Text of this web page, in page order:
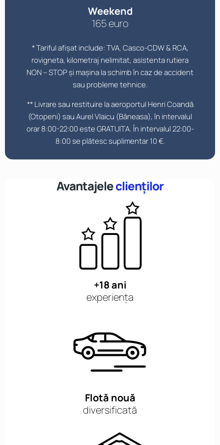
Weekend
165 euro
* Tariful afișat include: TVA, Casco-CDW & RCA,
rovigneta, kilometraj nelimitat, asistenta rutiera
NON – STOP și mașina la schimb în caz de accident
sau probleme tehnice.
** Livrare sau restituire la aeroportul Henri Coandă
(Otopeni) sau Aurel Vlaicu (Băneasa), în intervalul
orar 8:00-22:00 este GRATUITA. În intervalul 22:00-
8:00 se plătesc suplimentar 10 €.
Avantajeleclienților
+18 ani
experiența
Flotă nouă
diversificată